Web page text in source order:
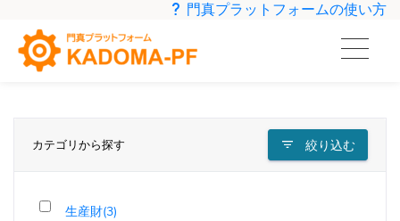
門真プラットフォームの使い方
カテゴリから探す 絞り込む
生産財(3)